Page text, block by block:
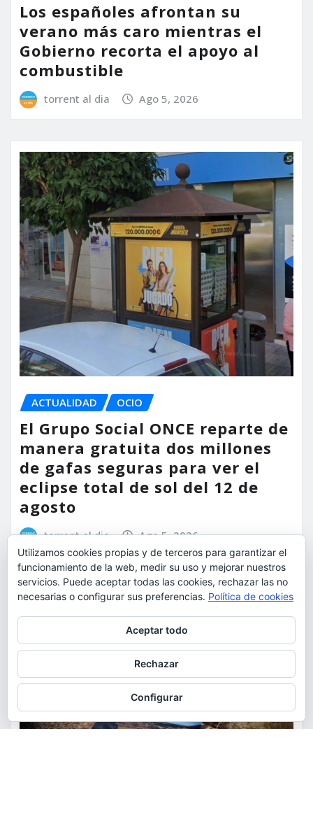
Los españoles afrontan su
verano más caro mientras el
Gobierno recorta el apoyo al
combustible
torrent al dia Ago 5, 2026
ACTUALIDAD OCIO
El Grupo Social ONCE reparte de
manera gratuita dos millones
de gafas seguras para ver el
eclipse total de sol del 12 de
agosto
torrent al dia Ago 5, 2026
Utilizamos cookies propias y de terceros para garantizar el
funcionamiento de la web, medir su uso y mejorar nuestros
servicios. Puede aceptar todas las cookies, rechazar las no
necesarias o configurar sus preferencias. Política de cookies
Aceptar todo
Rechazar
Configurar
Para obtener más información, incluido cómo gestionar las cookies,